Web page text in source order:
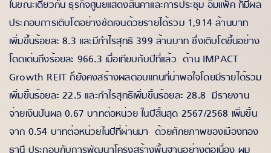
ในขณะเดียวกัน ธุรกิจศูนย์แสดงสินค้าและการประชุม อิมแพ็ค ก็มีผล
ประกอบการเติบโตอย่างชัดเจนด้วยรายได้รวม 1,914 ล้านบาท
เพิ่มขึ้นร้อยละ 8.3 และมีกำไรสุทธิ 399 ล้านบาท ซึ่งเติบโตขึ้นอย่าง
โดดเด่นถึงร้อยละ 966.3 เมื่อเทียบกับปีที่แล้ว ด้าน IMPACT
Growth REIT ก็ยังคงสร้างผลตอบแทนที่น่าพอใจโดยมีรายได้รวม
เพิ่มขึ้นร้อยละ 22.5 และกำไรสุทธิเพิ่มขึ้นร้อยละ 28.8 มีรายงาน
จ่ายเงินปันผล 0.67 บาทต่อหน่วย ในปีสิ้นสุด 2567/2568 เพิ่มขึ้น
จาก 0.54 บาทต่อหน่วยในปีที่ผ่านมา ด้วยศักยภาพของเมืองทอง